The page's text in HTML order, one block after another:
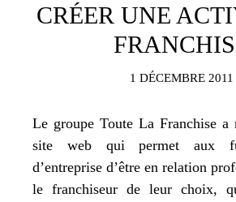
CRÉER UNE
1 DÉCEMBRE 2011
Le groupe Toute La Franchise
site web qui permet aux
d’entreprise d’être en relation
le franchiseur de leur choix,